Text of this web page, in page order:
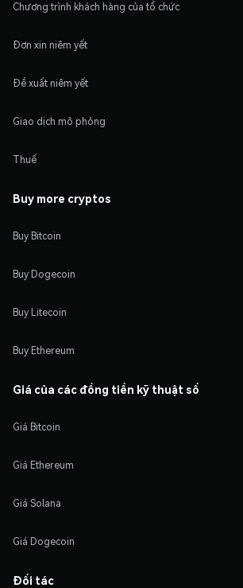
Chương trình khách hàng của tổ chức
Đơn xin niêm yết
Đề xuất niêm yết
Giao dịch mô phỏng
Thuế
Buy more cryptos
Buy Bitcoin
Buy Dogecoin
Buy Litecoin
Buy Ethereum
Giá của các đồng tiền kỹ thuật số
Giá Bitcoin
Giá Ethereum
Giá Solana
Giá Dogecoin
Đối tác